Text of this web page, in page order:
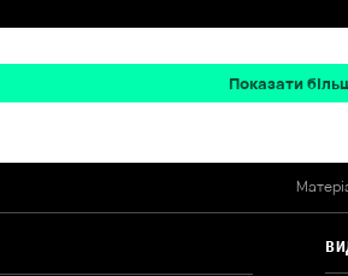
Показати